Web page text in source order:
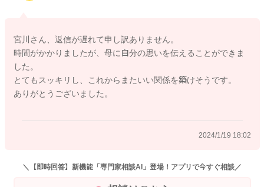
キートスさんも、その時々でお母さまに伝えてこられていたと
いうことで、キートスさんが傷ついてしまったりしていること
まで、わかっておられないこともあるのかなと思いました。
書いてくださったように、お母さまもただ孫可愛さのあまりに
っていることまで、わからないのかもしれないなと思いまし
宮川さん、返信が遅れて申し訳ありません。
時間がかかりましたが、母に自分の思いを伝えることができま
した。
とてもスッキリし、これからまたいい関係を築けそうです。
ありがとうございました。
2024/1/19 18:02
＼【即時回答】新機能「専門家相談AI」登場！アプリで今すぐ相談／